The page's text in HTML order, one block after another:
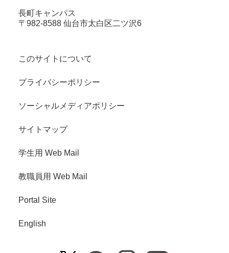
長町キャンパス
〒982-8588 仙台市太白区二ツ沢6
このサイトについて
プライバシーポリシー
ソーシャルメディアポリシー
サイトマップ
学生用 Web Mail
教職員用 Web Mail
Portal Site
English